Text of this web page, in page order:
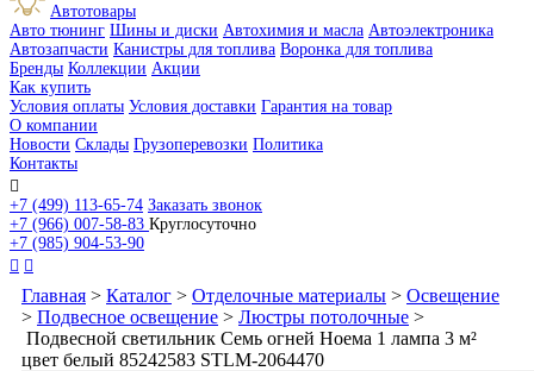
Автотовары
Авто тюнинг Шины и диски Автохимия и масла Автоэлектроника
Автозапчасти Канистры для топлива Воронка для топлива
Бренды Коллекции Акции
Как купить
Условия оплаты Условия доставки Гарантия на товар
О компании
Новости Склады Грузоперевозки Политика
Контакты

+7 (499) 113-65-74 Заказать звонок
+7 (966) 007-58-83 Круглосуточно
+7 (985) 904-53-90
 
Главная > Каталог > Отделочные материалы > Освещение
> Подвесное освещение > Люстры потолочные >
Подвесной светильник Семь огней Ноема 1 лампа 3 м²
цвет белый 85242583 STLM-2064470